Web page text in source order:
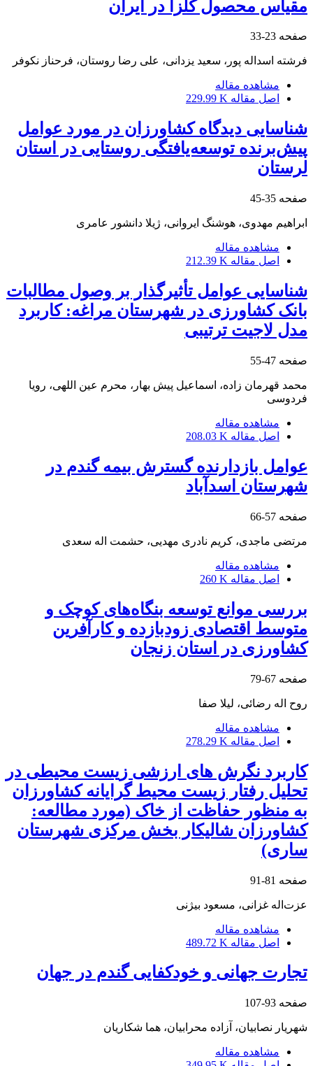
مقیاس محصول کلزا در ایران
صفحه 23-33
فرشته اسداله پور، سعید یزدانی، علی رضا روستان، فرحناز نکوفر
مشاهده مقاله
اصل مقاله 229.99 K
شناسایی دیدگاه کشاورزان در مورد عوامل
پیش‌برنده توسعه‌یافتگی روستایی در استان
لرستان
صفحه 35-45
ابراهیم مهدوی، هوشنگ ایروانی، ژیلا دانشور عامری
مشاهده مقاله
اصل مقاله 212.39 K
شناسایی عوامل تأثیرگذار بر وصول مطالبات
بانک کشاورزی در شهرستان مراغه: کاربرد
مدل لاجیت ترتیبی
صفحه 47-55
محمد قهرمان زاده، اسماعیل پیش بهار، محرم عین اللهی، رویا
فردوسی
مشاهده مقاله
اصل مقاله 208.03 K
عوامل بازدارنده گسترش بیمه گندم در
شهرستان اسدآباد
صفحه 57-66
مرتضی ماجدی، کریم نادری مهدیی، حشمت اله سعدی
مشاهده مقاله
اصل مقاله 260 K
بررسی موانع توسعه بنگاه‌های کوچک و
متوسط اقتصادی زودبازده و کارآفرین
کشاورزی در استان زنجان
صفحه 67-79
روح اله رضائی، لیلا صفا
مشاهده مقاله
اصل مقاله 278.29 K
کاربرد نگرش‏ های ارزشی زیست‏ محیطی در
تحلیل رفتار زیست‏ محیط‏ گرایانه کشاورزان
به منظور حفاظت از خاک (مورد مطالعه:
کشاورزان شالیکار بخش مرکزی شهرستان
ساری)
صفحه 81-91
عزت‌اله غزانی، مسعود بیژنی
مشاهده مقاله
اصل مقاله 489.72 K
تجارت جهانی و خودکفایی گندم در جهان
صفحه 93-107
شهریار نصابیان، آزاده محرابیان، هما شکاریان
مشاهده مقاله